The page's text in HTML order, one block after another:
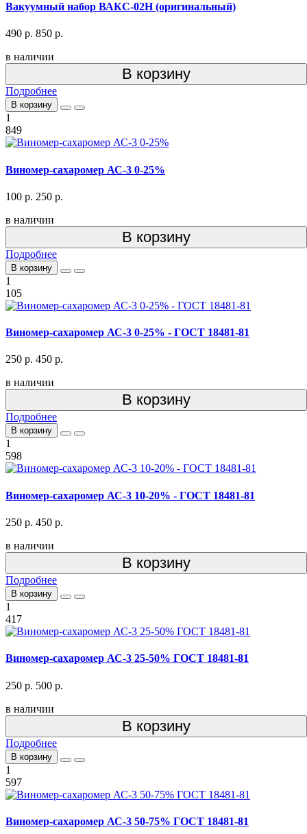
Вакуумный набор ВАКС-02Н (оригинальный)
490 р. 850 р.
в наличии
В корзину
Подробнее
В корзину
1
849
Виномер-сахаромер АС-3 0-25%
100 р. 250 р.
в наличии
В корзину
Подробнее
В корзину
1
105
Виномер-сахаромер АС-3 0-25% - ГОСТ 18481-81
250 р. 450 р.
в наличии
В корзину
Подробнее
В корзину
1
598
Виномер-сахаромер АС-3 10-20% - ГОСТ 18481-81
250 р. 450 р.
в наличии
В корзину
Подробнее
В корзину
1
417
Виномер-сахаромер АС-3 25-50% ГОСТ 18481-81
250 р. 500 р.
в наличии
В корзину
Подробнее
В корзину
1
597
Виномер-сахаромер АС-3 50-75% ГОСТ 18481-81